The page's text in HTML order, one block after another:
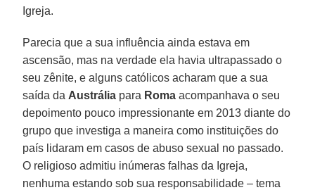
Igreja.
Parecia que a sua influência ainda estava em
ascensão, mas na verdade ela havia ultrapassado o
seu zênite, e alguns católicos acharam que a sua
saída da Austrália para Roma acompanhava o seu
depoimento pouco impressionante em 2013 diante do
grupo que investiga a maneira como instituições do
país lidaram em casos de abuso sexual no passado.
O religioso admitiu inúmeras falhas da Igreja,
nenhuma estando sob sua responsabilidade – tema